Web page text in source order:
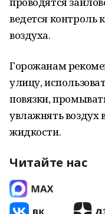
ведется контроль
воздуха.
Горожанам
улицу,
повязки,
увлажнять
жидкости.
Читайте нас